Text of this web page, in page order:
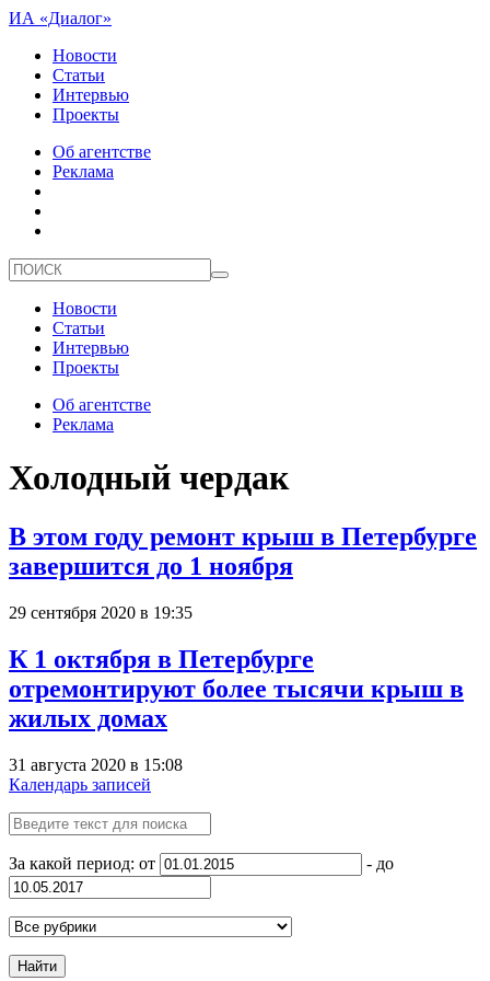
ИА «Диалог»
Новости
Статьи
Интервью
Проекты
Об агентстве
Реклама
Новости
Статьи
Интервью
Проекты
Об агентстве
Реклама
Холодный чердак
В этом году ремонт крыш в Петербурге
завершится до 1 ноября
29 сентября 2020 в 19:35
К 1 октября в Петербурге
отремонтируют более тысячи крыш в
жилых домах
31 августа 2020 в 15:08
Календарь записей
За какой период: от - до
Найти